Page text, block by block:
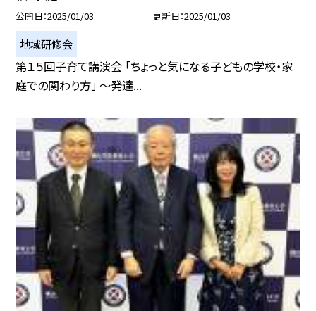
公開日 2025/01/03 更新日 2025/01/03
地域研修会
第１５回子育て講演会 「ちょっと気になる子どもの学校・家
庭での関わり方」 〜発達...